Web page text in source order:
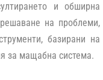
и обширна
на проблеми,
базирани на
за мащабна система.